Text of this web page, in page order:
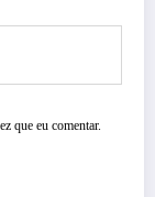
que eu comentar.